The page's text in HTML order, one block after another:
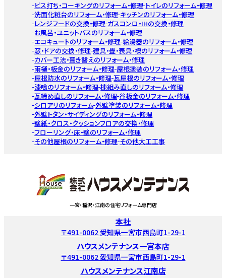
ビス打ち・コーキングのリフォーム・修理 トイレのリフォーム・修理
洗面化粧台のリフォーム・修理 キッチンのリフォーム・修理
レンジフードの交換・修理 ガスコンロ・IHの交換・修理
お風呂・ユニットバスのリフォーム・修理
エコキュートのリフォーム・修理 給湯器のリフォーム・修理
窓・ドアの交換・修理 建具・畳・表具・襖のリフォーム・修理
カバー工法・葺き替えのリフォーム・修理
雨樋・板金のリフォーム・修理 屋根塗装のリフォーム・修理
屋根防水のリフォーム・修理 瓦屋根のリフォーム・修理
漆喰のリフォーム・修理 棟組み直しのリフォーム・修理
瓦締め直しのリフォーム・修理 谷板金のリフォーム・修理
シロアリのリフォーム 外壁塗装のリフォーム・修理
外壁トタン・サイディングのリフォーム・修理
壁紙・クロス・クッションフロアの交換・修理
フローリング・床・壁のリフォーム・修理
その他屋根のリフォーム・修理 その他大工工事
一宮・稲沢・江南の住宅リフォーム専門店
本社
〒491-0062 愛知県一宮市西島町1-29-1
ハウスメンテナンス一宮本店
〒491-0062 愛知県一宮市西島町1-29-1
ハウスメンテナンス江南店